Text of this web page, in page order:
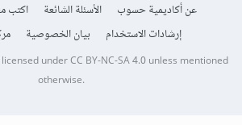
عن أكاديمية حسوب الأسئلة الشائعة اكتب
إرشادات الاستخدام
بيان الخصوصية
underCC BY-NC-SA 4.0unless mentioned
otherwise.